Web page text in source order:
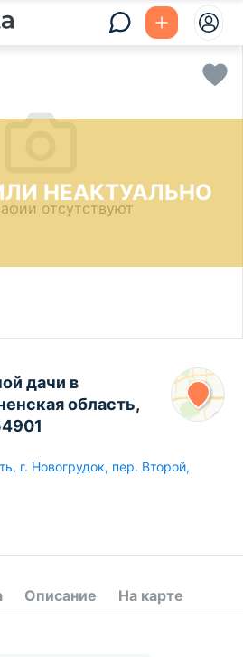
НЕАКТУАЛЬНО
отсутствуют
дачи в
область,
, г. Новогрудок, пер. Второй,
Описание На карте